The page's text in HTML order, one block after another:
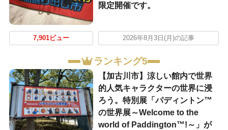
限定開催です。
7,901ビュー 2026年8月3日(月)の記事
ランキング5
【加古川市】涼しい館内で世界
的人気キャラクターの世界に浸
ろう。特別展「パディントン™
の世界展～Welcome to the
world of Paddington™!～」が